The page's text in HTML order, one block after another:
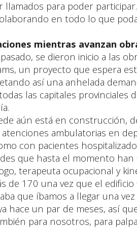
llamados para poder
en todo lo que
mientras avanzan
se dieron inicio a las
un proyecto que espera
así una anhelada
las capitales
aún está en construcción,
ambulatorias en
con pacientes
que hasta el momento
terapeuta ocupacional y
de 170 una vez que el edificio
que íbamos a llegar una
hace un par de meses, así
para nosotros, para